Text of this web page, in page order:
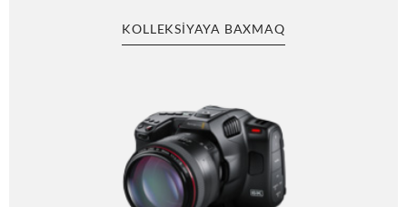
KOLLEKSIYAYA BAXMAQ